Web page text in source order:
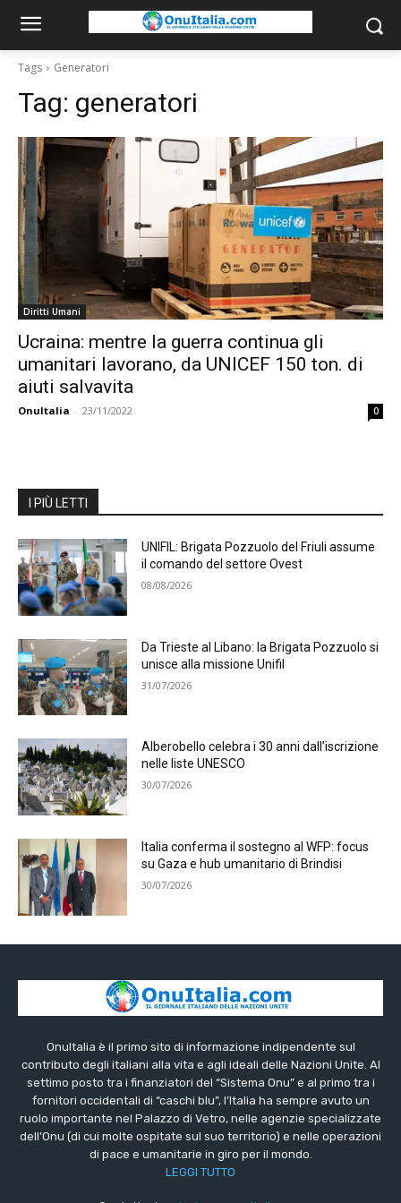
Tags Generatori
Tag: generatori
Diritti Umani
Ucraina: mentre la guerra continua gli
umanitari lavorano, da UNICEF 150 ton. di
aiuti salvavita
OnuItalia - 23/11/2022 0
I PIÙ LETTI
UNIFIL: Brigata Pozzuolo del Friuli assume
il comando del settore Ovest
08/08/2026
Da Trieste al Libano: la Brigata Pozzuolo si
unisce alla missione Unifil
31/07/2026
Alberobello celebra i 30 anni dall’iscrizione
nelle liste UNESCO
30/07/2026
Italia conferma il sostegno al WFP: focus
su Gaza e hub umanitario di Brindisi
30/07/2026
OnuItalia è il primo sito di informazione indipendente sul
contributo degli italiani alla vita e agli ideali delle Nazioni Unite. Al
settimo posto tra i finanziatori del “Sistema Onu” e al primo tra i
fornitori occidentali di “caschi blu”, l’Italia ha sempre avuto un
ruolo importante nel Palazzo di Vetro, nelle agenzie specializzate
dell’Onu (di cui molte ospitate sul suo territorio) e nelle operazioni
di pace e umanitarie in giro per il mondo.
LEGGI TUTTO